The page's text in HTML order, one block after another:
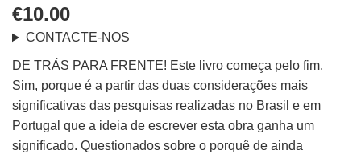
€10.00
CONTACTE-NOS
DE TRÁS PARA FRENTE! Este livro começa pelo fim.
Sim, porque é a partir das duas considerações mais
significativas das pesquisas realizadas no Brasil e em
Portugal que a ideia de escrever esta obra ganha um
significado. Questionados sobre o porquê de ainda